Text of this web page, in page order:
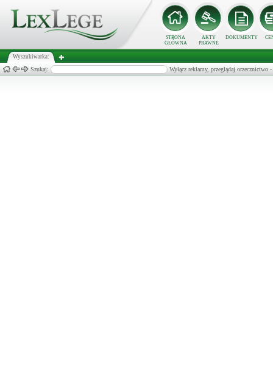
STRONA
GŁÓWNA
AKTY
PRAWNE
DOKUMENTY
Wyszukiwarka:
Szukaj: Wyłącz reklamy, przeglądaj